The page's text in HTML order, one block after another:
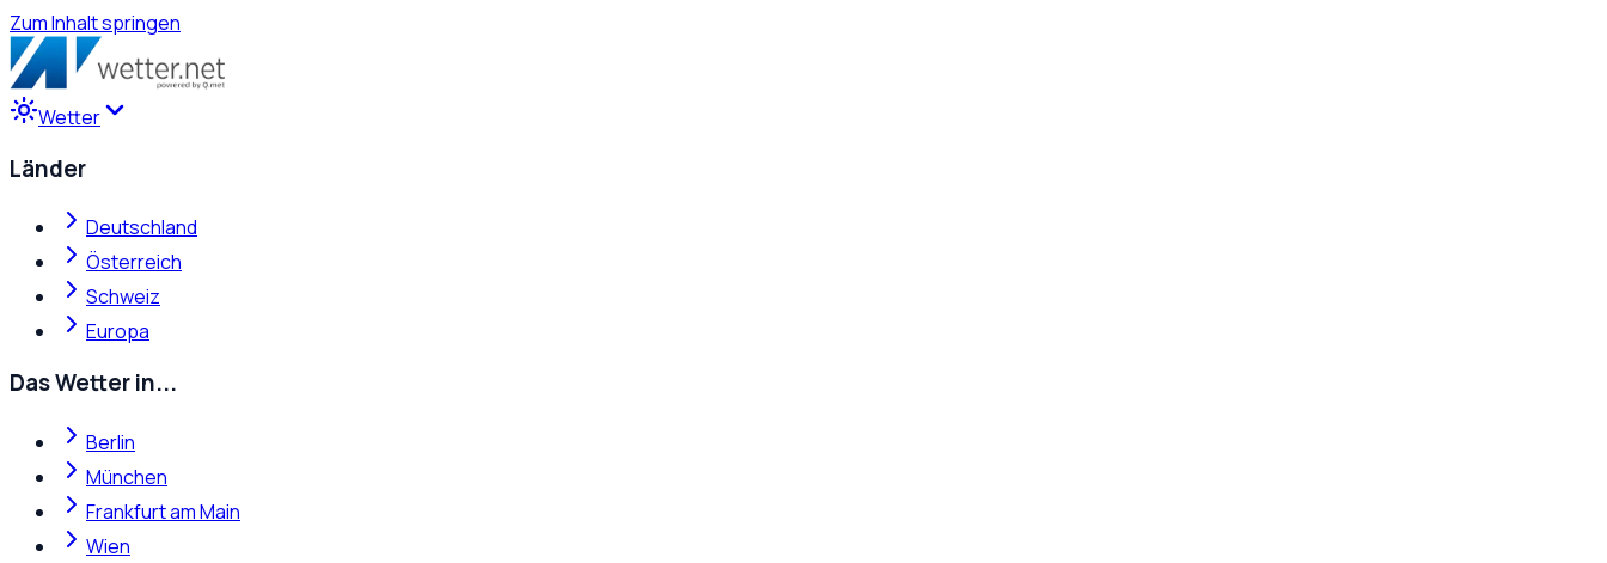
Zum Inhalt springen
Wetter
Länder
Deutschland
Österreich
Schweiz
Europa
Das Wetter in...
Berlin
München
Frankfurt am Main
Wien